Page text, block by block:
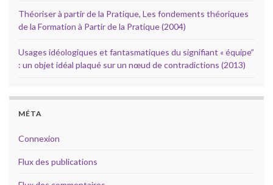
Théoriser à partir de la Pratique, Les fondements théoriques
de la Formation à Partir de la Pratique (2004)
Usages idéologiques et fantasmatiques du signifiant « équipe”
: un objet idéal plaqué sur un nœud de contradictions (2013)
MÉTA
Connexion
Flux des publications